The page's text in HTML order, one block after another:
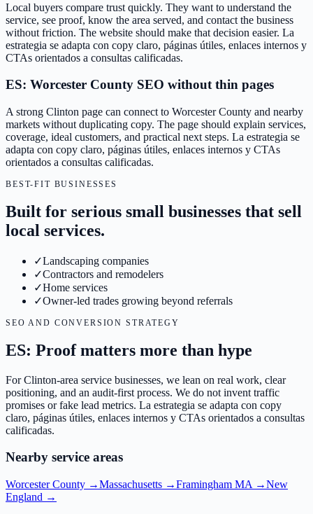
Local buyers compare trust quickly. They want to understand the
service, see proof, know the area served, and contact the business
without friction. The website should make that decision easier. La
estrategia se adapta con copy claro, páginas útiles, enlaces internos y
CTAs orientados a consultas calificadas.
ES: Worcester County SEO without thin pages
A strong Clinton page can connect to Worcester County and nearby
markets without duplicating copy. The page should explain services,
coverage, ideal customers, and practical next steps. La estrategia se
adapta con copy claro, páginas útiles, enlaces internos y CTAs
orientados a consultas calificadas.
BEST-FIT BUSINESSES
Built for serious small businesses that sell
local services.
✓Landscaping companies
✓Contractors and remodelers
✓Home services
✓Owner-led trades growing beyond referrals
SEO AND CONVERSION STRATEGY
ES: Proof matters more than hype
For Clinton-area service businesses, we lean on real work, clear
positioning, and an audit-first process. We do not invent traffic
promises or fake lead metrics. La estrategia se adapta con copy
claro, páginas útiles, enlaces internos y CTAs orientados a consultas
calificadas.
Nearby service areas
Worcester County →Massachusetts →Framingham MA →New
England →